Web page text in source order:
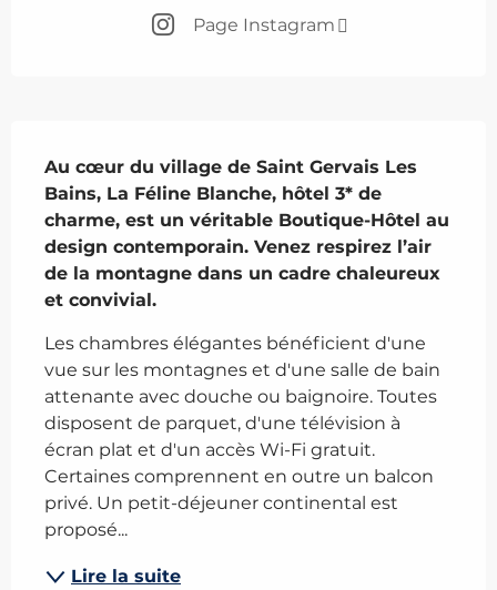
Page Instagram
Au cœur du village de Saint Gervais Les
Bains, La Féline Blanche, hôtel 3* de
charme, est un véritable Boutique-Hôtel au
design contemporain. Venez respirez l’air
de la montagne dans un cadre chaleureux
et convivial.
Les chambres élégantes bénéficient d'une
vue sur les montagnes et d'une salle de bain
attenante avec douche ou baignoire. Toutes
disposent de parquet, d'une télévision à
écran plat et d'un accès Wi-Fi gratuit.
Certaines comprennent en outre un balcon
privé. Un petit-déjeuner continental est
proposé...
Lire la suite